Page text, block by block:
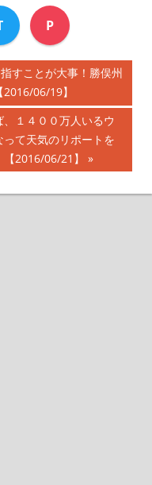
P
すことが大事！勝俣州
06/19】
１４００万人いるウ
て天気のリポートを
2016/06/21】